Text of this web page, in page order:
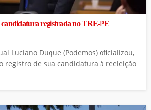
registrada no TRE-PE
Luciano Duque (Podemos) oficializou,
registro de sua candidatura à reeleição